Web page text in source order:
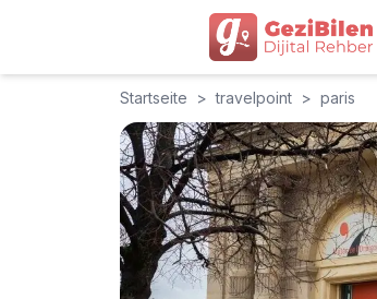
Startseite > travelpoint > paris